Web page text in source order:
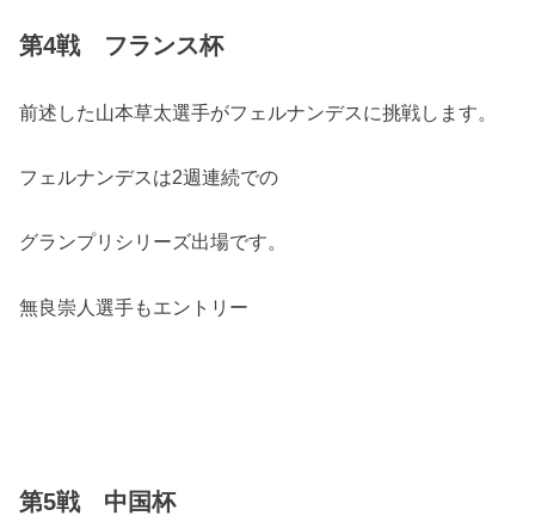
第4戦 フランス杯
前述した山本草太選手がフェルナンデスに挑戦します。
フェルナンデスは2週連続での
グランプリシリーズ出場です。
無良崇人選手もエントリー
第5戦 中国杯